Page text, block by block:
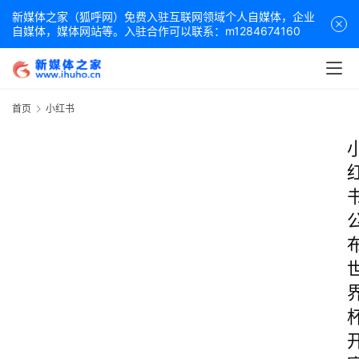
新媒体之家（狐呼网）免费入驻互联网领域个人自媒体，企业
自媒体，媒体网站等。入驻合作可以联系：m1284674160
首页 小红书